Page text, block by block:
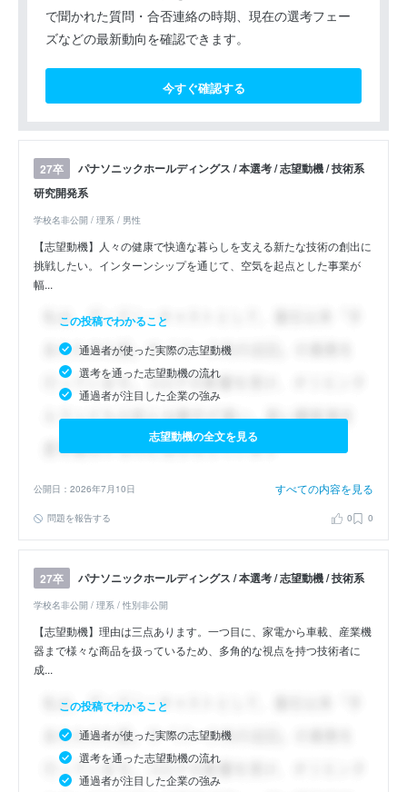
で聞かれた質問・合否連絡の時期、現在の選考フェー
ズなどの最新動向を確認できます。
今すぐ確認する
27卒
パナソニックホールディングス / 本選考 / 志望動機 / 技術系
研究開発系
学校名非公開 / 理系 / 男性
【志望動機】人々の健康で快適な暮らしを支える新たな技術の創出に
挑戦したい。インターンシップを通じて、空気を起点とした事業が
幅...
この投稿でわかること
通過者が使った実際の志望動機
選考を通った志望動機の流れ
通過者が注目した企業の強み
志望動機の全文を見る
公開日：2026年7月10日 すべての内容を見る
問題を報告する 0 0
27卒 パナソニックホールディングス / 本選考 / 志望動機 / 技術系
学校名非公開 / 理系 / 性別非公開
【志望動機】理由は三点あります。一つ目に、家電から車載、産業機
器まで様々な商品を扱っているため、多角的な視点を持つ技術者に
成...
この投稿でわかること
通過者が使った実際の志望動機
選考を通った志望動機の流れ
通過者が注目した企業の強み